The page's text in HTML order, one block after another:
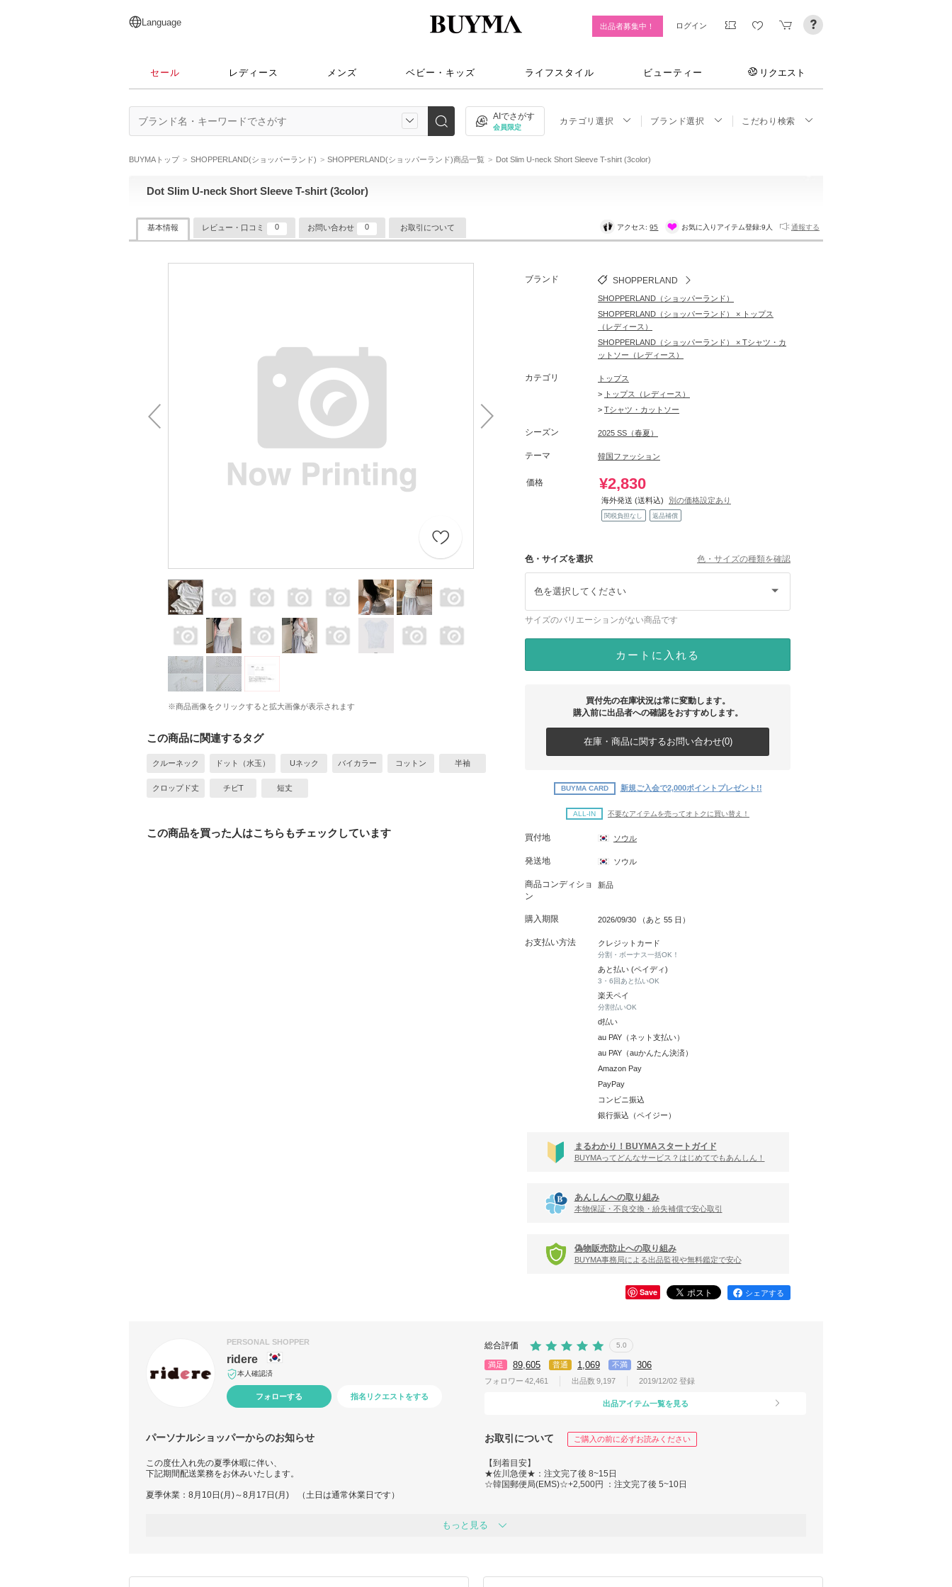
日本語
English
简体中文
繁體中文
Language 出品者募集中！ ログイン
セール レディース メンズ ベビー・キッズ ライフスタイル ビューティー リクエスト
AIでさがす
会員限定
カテゴリ選択 ブランド選択 こだわり検索
BUYMAトップ SHOPPERLAND(ショッパーランド) SHOPPERLAND(ショッパーランド)商品一覧 Dot Slim U-neck Short Sleeve T-shirt (3color)
Dot Slim U-neck Short Sleeve T-shirt (3color)
基本情報 レビュー・口コミ 0 お問い合わせ 0 お取引について アクセス:95 お気に入りアイテム登録:9人 通報する
※商品画像をクリックすると拡大画像が表示されます
この商品に関連するタグ
クルーネック ドット（水玉） Uネック バイカラー コットン 半袖
クロップド丈 チビT 短丈
この商品を買った人はこちらもチェックしています
ブランド SHOPPERLAND
SHOPPERLAND（ショッパーランド）
SHOPPERLAND（ショッパーランド） × トップス
（レディース）
SHOPPERLAND（ショッパーランド） × Tシャツ・カ
ットソー（レディース）
カテゴリ
トップス
> トップス（レディース）
> Tシャツ・カットソー
シーズン 2025 SS（春夏）
テーマ 韓国ファッション
価格 ¥2,830
海外発送 (送料込) 別の価格設定あり
関税負担なし 返品補償
色・サイズを選択 色・サイズの種類を確認
色を選択してください
サイズのバリエーションがない商品です
カートに入れる
買付先の在庫状況は常に変動します。
購入前に出品者への確認をおすすめします。
在庫・商品に関するお問い合わせ(0)
BUYMA CARD 新規ご入会で2,000ポイントプレゼント!!
ALL-IN 不要なアイテムを売ってオトクに買い替え！
買付地 ソウル
発送地 ソウル
商品コンディショ
ン
新品
購入期限 2026/09/30 （あと 55 日）
お支払い方法 クレジットカード
分割・ボーナス一括OK！
あと払い (ペイディ)
3・6回あと払いOK
楽天ペイ
分割払いOK
d払い
au PAY（ネット支払い）
au PAY（auかんたん決済）
Amazon Pay
PayPay
コンビニ振込
銀行振込（ペイジー）
まるわかり！BUYMAスタートガイド
BUYMAってどんなサービス？はじめてでもあんしん！
あんしんへの取り組み
本物保証・不良交換・紛失補償で安心取引
偽物販売防止への取り組み
BUYMA事務局による出品監視や無料鑑定で安心
Save シェアする
PERSONAL SHOPPER
ridere
本人確認済
フォローする 指名リクエストをする
総合評価 5.0
満足 89,605 普通 1,069 不満 306
フォロワー 42,461 出品数 9,197 2019/12/02 登録
出品アイテム一覧を見る
パーソナルショッパーからのお知らせ お取引について ご購入の前に必ずお読みください
この度仕入れ先の夏季休暇に伴い、
下記期間配送業務をお休みいたします。
夏季休業：8月10日(月)～8月17日(月) （土日は通常休業日です）
※休業前のご注文でも商品の入荷状況によって、休業明けの発送となる場合がござ
【到着目安】
★佐川急便★：注文完了後 8~15日
☆韓国郵便局(EMS)☆+2,500円 ：注文完了後 5~10日
買い付け、商品の検品・梱包を行います。
す。
もっと見る